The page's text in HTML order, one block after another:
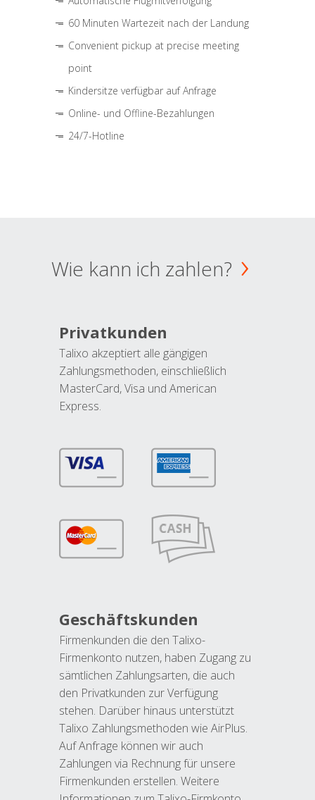
60 Minuten Wartezeit nach der Landung
Convenient pickup at precise meeting
point
Kindersitze verfügbar auf Anfrage
Online- und Offline-Bezahlungen
24/7-Hotline
Wie kann ich zahlen?
Privatkunden
Talixo akzeptiert alle gängigen
Zahlungsmethoden, einschließlich
MasterCard, Visa und American
Express.
Geschäftskunden
Firmenkunden die den Talixo-
Firmenkonto nutzen, haben Zugang zu
sämtlichen Zahlungsarten, die auch
den Privatkunden zur Verfügung
stehen. Darüber hinaus unterstützt
Talixo Zahlungsmethoden wie AirPlus.
Auf Anfrage können wir auch
Zahlungen via Rechnung für unsere
Firmenkunden erstellen. Weitere